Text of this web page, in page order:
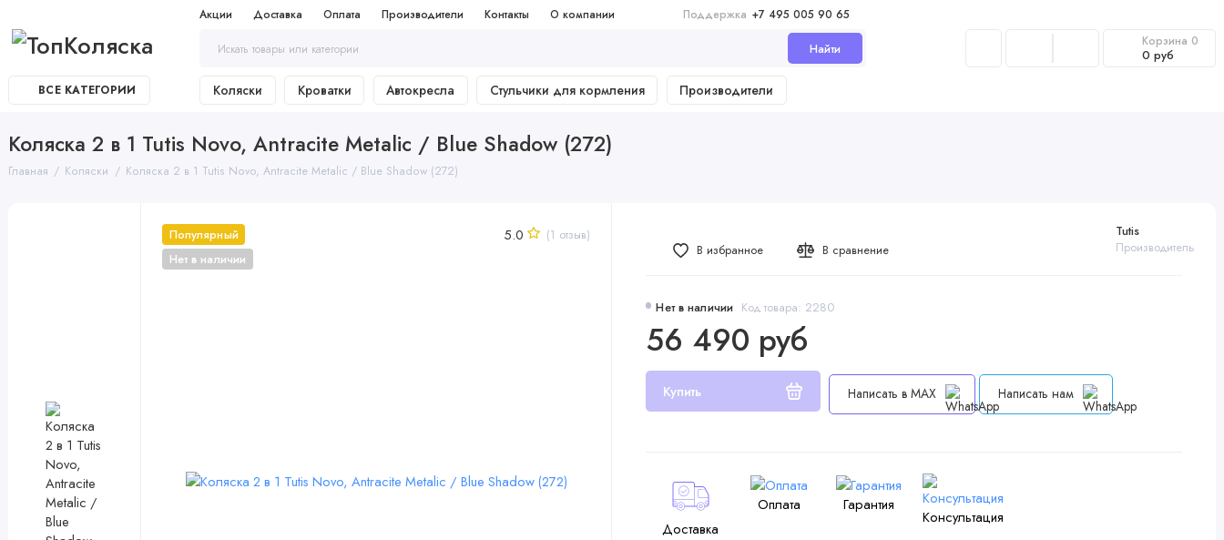
Акции Доставка Оплата Производители Контакты О компании Поддержка +7 495 005 90 65
Найти Корзина 0
0 руб
ВСЕ КАТЕГОРИИ Коляски Кроватки Автокресла Стульчики для кормления Производители
Коляска 2 в 1 Tutis Novo, Antracite Metalic / Blue Shadow (272)
Главная Коляски Коляска 2 в 1 Tutis Novo, Antracite Metalic / Blue Shadow (272)
Популярный
Нет в наличии
5.0 (1 отзыв)
Нет в наличии Код товара: 2280
Tutis
Производитель
56 490 руб
Купить Написать в MAX Написать нам
В избранное В сравнение
Доставка
Оплата Гарантия
Консультация